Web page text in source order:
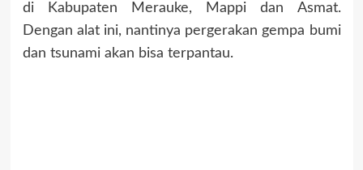
di Kabupaten Merauke, Mappi dan Asmat.
Dengan alat ini, nantinya pergerakan gempa bumi
dan tsunami akan bisa terpantau.